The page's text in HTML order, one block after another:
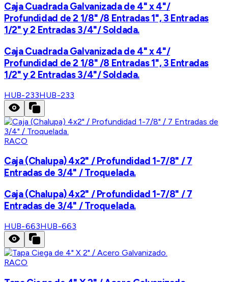
Caja Cuadrada Galvanizada de 4" x 4"/
Profundidad de 2 1/8" /8 Entradas 1", 3 Entradas
1/2" y 2 Entradas 3/4"/ Soldada.
Caja Cuadrada Galvanizada de 4" x 4"/
Profundidad de 2 1/8" /8 Entradas 1", 3 Entradas
1/2" y 2 Entradas 3/4"/ Soldada.
HUB-233HUB-233
RACO
Caja (Chalupa) 4x2" / Profundidad 1-7/8" / 7
Entradas de 3/4" / Troquelada.
Caja (Chalupa) 4x2" / Profundidad 1-7/8" / 7
Entradas de 3/4" / Troquelada.
HUB-663HUB-663
RACO